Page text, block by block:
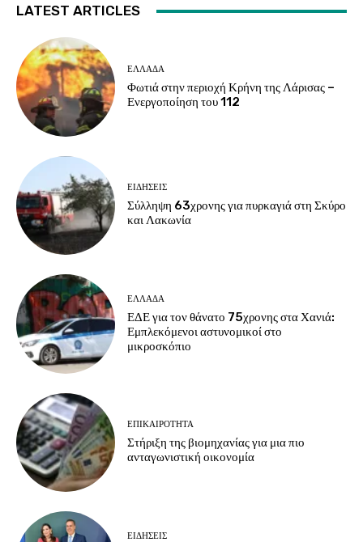
LATEST ARTICLES
ΕΛΛΑΔΑ
Φωτιά στην περιοχή Κρήνη της Λάρισας –
Ενεργοποίηση του 112
ΕΙΔΗΣΕΙΣ
Σύλληψη 63χρονης για πυρκαγιά στη Σκύρο
και Λακωνία
ΕΛΛΑΔΑ
ΕΔΕ για τον θάνατο 75χρονης στα Χανιά:
Εμπλεκόμενοι αστυνομικοί στο
μικροσκόπιο
ΕΠΙΚΑΙΡΟΤΗΤΑ
Στήριξη της βιομηχανίας για μια πιο
ανταγωνιστική οικονομία
ΕΙΔΗΣΕΙΣ